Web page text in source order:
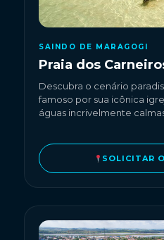
SAINDO DE MARAGOGI
Praia dos
Descubra o cenário
famoso por sua icônica
águas incrivelmente
SOLICITAR